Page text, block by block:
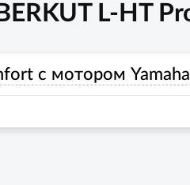
L-HT
с мотором